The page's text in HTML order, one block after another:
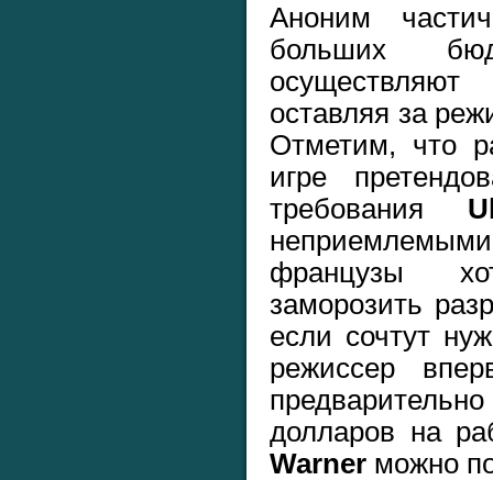
Аноним
больших
оставляя за
Отметим, что
игре
требования
французы
заморозить
если сочтут
режиссер
долларов на
Warner можно